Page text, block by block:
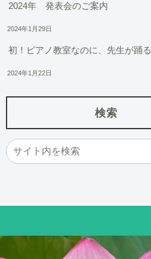
2024年 発表会のご案内
2024年1月29日
初！ピアノ教室なのに、先生が踊る
2024年1月22日
検索